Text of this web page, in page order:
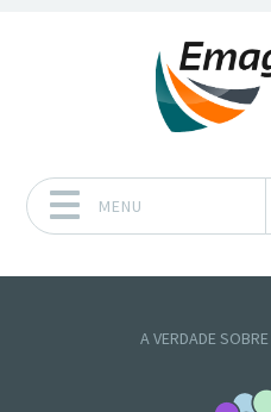
MENU
A VERDADE